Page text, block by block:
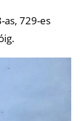
as, 729-es